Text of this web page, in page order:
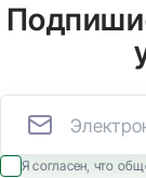
Я согласен, что